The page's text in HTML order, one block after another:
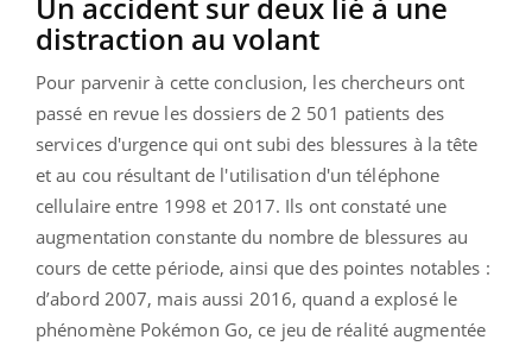
distraction au volant
Pour parvenir à cette conclusion, les chercheurs ont
passé en revue les dossiers de 2 501 patients des
services d'urgence qui ont subi des blessures à la tête
et au cou résultant de l'utilisation d'un téléphone
cellulaire entre 1998 et 2017. Ils ont constaté une
augmentation constante du nombre de blessures au
cours de cette période, ainsi que des pointes notables :
d’abord 2007, mais aussi 2016, quand a explosé le
phénomène Pokémon Go, ce jeu de réalité augmentée